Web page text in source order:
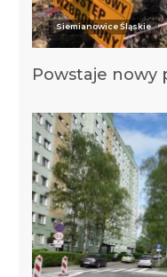
Siemianowice Śląskie
Powstaje nowy